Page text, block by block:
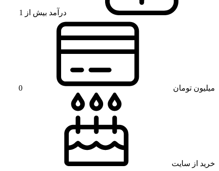
درآمد بیش از 1
میلیون تومان 0
خرید از سایت